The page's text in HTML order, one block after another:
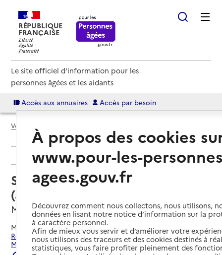
RÉPUBLIQUE
FRANÇAISE
Le site officiel d'information pour les
personnes âgées et les aidants
Accès aux annuaires Accès par besoin
Voir le fil d’Ariane
Retour aux résultats de l'annuaire
Service autonomie à domicile
(aide) – ADMR la Brotonne
Montville, SEINE-MARITIME
Mis à jour le23/07/2026
Rechercher les établissements et services autour de
Montville.
À propos des cookies
www.pour-les-
agees.gouv.fr
Découvrez comment nous collectons, nous utilisons,
données en lisant notre notice d’information sur la
à caractère personnel.
Afin de mieux vous servir et d’améliorer votre
nous utilisons des traceurs et des cookies destinés à
statistiques, vous faire profiter pleinement des